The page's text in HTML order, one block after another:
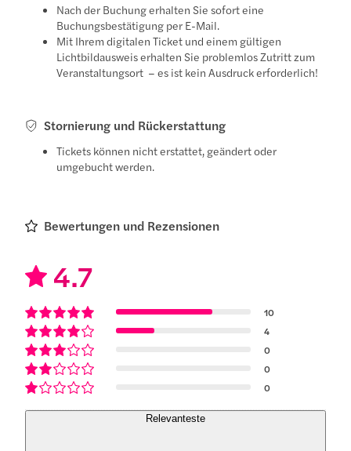
Nach der Buchung erhalten Sie sofort eine
Buchungsbestätigung per E-Mail.
Mit Ihrem digitalen Ticket und einem gültigen
Lichtbildausweis erhalten Sie problemlos Zutritt zum
Veranstaltungsort – es ist kein Ausdruck erforderlich!
Stornierung und Rückerstattung
Tickets können nicht erstattet, geändert oder
umgebucht werden.
Bewertungen und Rezensionen
4.7
10
4
0
0
0
Relevanteste